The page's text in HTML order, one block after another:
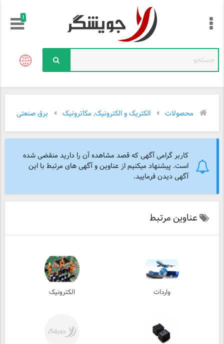
!
محصولات الکتریک و الکترونیک, مکاترونیک برق صنعتی
کاربر گرامی آگهی که قصد مشاهده آن را دارید منقضی شده
است. پیشنهاد میکنیم از عناوین و آگهی های مرتبط با این
آگهی دیدن فرمایید.
عناوین مرتبط
واردات الکترونیک